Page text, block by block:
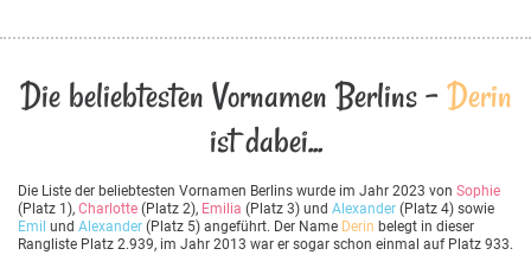
Die beliebtesten Vornamen Berlins -Derin
ist dabei...
Die Liste der beliebtesten Vornamen Berlins wurde im Jahr 2023 von Sophie
(Platz 1), Charlotte (Platz 2), Emilia (Platz 3) und Alexander (Platz 4) sowie
Emil und Alexander (Platz 5) angeführt. Der Name Derin belegt in dieser
Rangliste Platz 2.939, im Jahr 2013 war er sogar schon einmal auf Platz 933.